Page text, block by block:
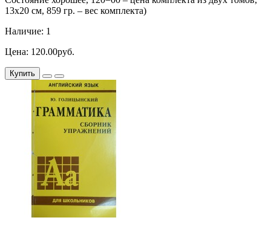
13х20 см, 859 гр. – вес комплекта)
Наличие: 1
Цена: 120.00руб.
Купить